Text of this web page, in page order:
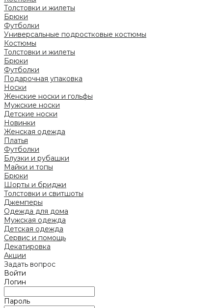
Толстовки и жилеты
Брюки
Футболки
Универсальные подростковые костюмы
Костюмы
Толстовки и жилеты
Брюки
Футболки
Подарочная упаковка
Носки
Женские носки и гольфы
Мужские носки
Детские носки
Новинки
Женская одежда
Платья
Футболки
Блузки и рубашки
Майки и топы
Брюки
Шорты и бриджи
Толстовки и свитшоты
Джемперы
Одежда для дома
Мужская одежда
Детская одежда
Сервис и помощь
Декатировка
Акции
Задать вопрос
Войти
Логин
Пароль